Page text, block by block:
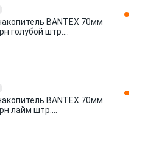
BANTEX 70мм
голубой штр.
870279
BANTEX 70мм
лайм штр.